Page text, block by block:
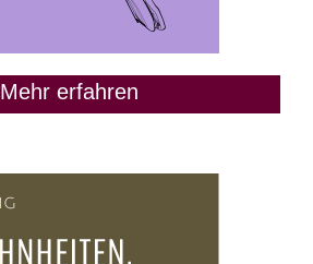
Mehr erfahren